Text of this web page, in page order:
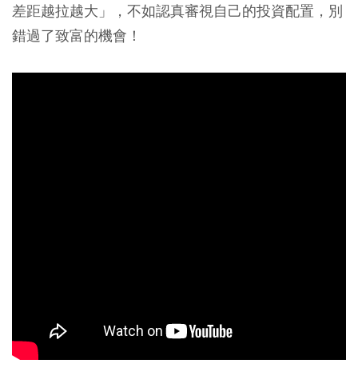
差距越拉越大」，不如認真審視自己的投資配置，別
錯過了致富的機會！